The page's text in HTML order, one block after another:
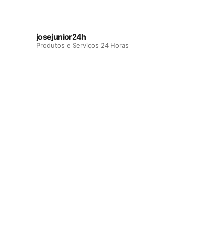
josejunior24h
Produtos e Serviços 24 Horas